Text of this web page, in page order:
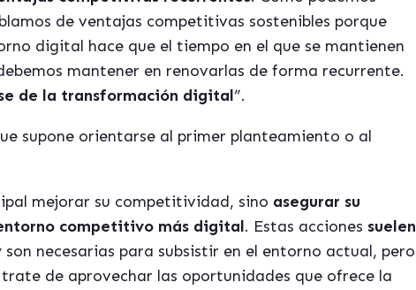
de ventajas competitivas sostenibles porque
digital hace que el tiempo en el que se mantienen
mantener en renovarlas de forma recurrente.
de la transformación digital”.
supone orientarse al primer planteamiento o al
mejorar su competitividad, sino asegurar su
competitivo más digital. Estas acciones suelen
son necesarias para subsistir en el entorno actual, pero
de aprovechar las oportunidades que ofrece la